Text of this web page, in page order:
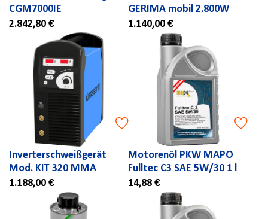
CGM7000IE
2.842,80 €
GERIMA mobil 2.800W
1.140,00 €
Inverterschweißgerät
Mod. KIT 320 MMA
1.188,00 €
Motorenöl PKW MAPO
Fulltec C3 SAE 5W/30 1 l
14,88 €